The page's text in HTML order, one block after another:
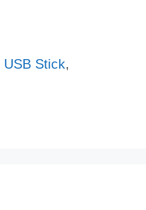
USB Stick,